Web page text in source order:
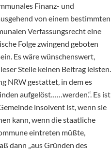
Finanz- und
von einem bestimmten
Verfassungsrecht eine
Folge zwingend geboten
Es wäre wünschenswert,
Stelle keinen Beitrag leisten.
NRW gestattet, in dem es
aufgelöst……werden.“. Es ist
insolvent ist, wenn sie
kann, wenn die staatliche
eintreten müßte,
dann „aus Gründen des